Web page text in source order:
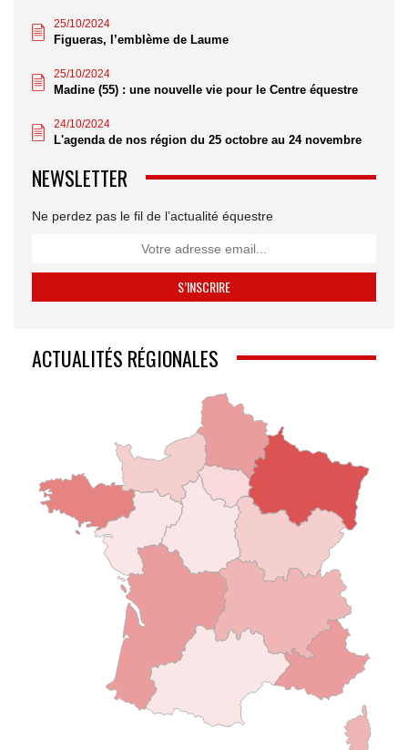
25/10/2024
Figueras, l’emblème de Laume
25/10/2024
Madine (55) : une nouvelle vie pour le Centre équestre
24/10/2024
L'agenda de nos région du 25 octobre au 24 novembre
NEWSLETTER
Ne perdez pas le fil de l’actualité équestre
ACTUALITÉS RÉGIONALES